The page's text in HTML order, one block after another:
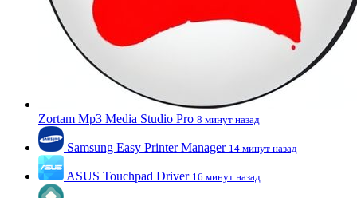
Zortam Mp3 Media Studio Pro 8 минут назад
Samsung Easy Printer Manager 14 минут назад
ASUS Touchpad Driver 16 минут назад